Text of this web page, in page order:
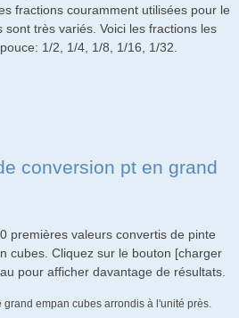
fractions couramment utilisées pour le
très variés. Voici les fractions les
1/2, 1/4, 1/8, 1/16, 1/32.
conversion pt en grand
premières valeurs convertis de pinte
cubes. Cliquez sur le bouton [charger
pour afficher davantage de résultats.
empan cubes arrondis à l'unité près.